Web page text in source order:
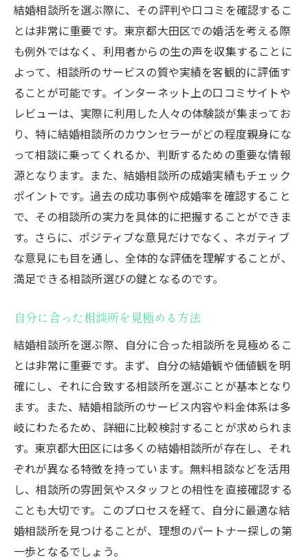
結婚相談所を選ぶ際に、その評判や口コミを確認するこ
とは非常に重要です。東京都大田区での婚活を考える際
も例外ではなく、利用者からの生の声を収集することに
よって、相談所のサービスの質や実績を客観的に評価す
ることが可能です。インターネット上の口コミサイトや
レビューは、実際に利用した人々の体験談が集まってお
り、特に結婚相談所のカウンセラーがどの程度親身にな
って相談に乗ってくれるか、判断するための重要な情報
源となります。また、結婚相談所の成婚実績もチェック
ポイントです。過去の成功事例や成婚率を確認すること
で、その相談所の実力を具体的に把握することができま
す。さらに、ポジティブな意見だけでなく、ネガティブ
な意見にも目を通し、全体的な評価を理解することが、
満足できる相談所選びの鍵となるのです。
自分に合った相談所を見極める方法
結婚相談所を選ぶ際、自分に合った相談所を見極めるこ
とは非常に重要です。まず、自分の結婚観や価値観を明
確にし、それに合致する相談所を選ぶことが基本となり
ます。また、結婚相談所のサービス内容や料金体系は多
岐にわたるため、詳細に比較検討することが求められま
す。東京都大田区には多くの結婚相談所が存在し、それ
ぞれが異なる特徴を持っています。無料相談などを活用
し、相談所の雰囲気やスタッフとの相性を直接確認する
ことも大切です。このプロセスを経て、自分に最適な結
婚相談所を見つけることが、理想のパートナー探しの第
一歩となるでしょう。